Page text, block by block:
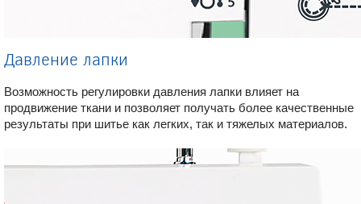
Давление лапки
Возможность регулировки давления лапки влияет на
продвижение ткани и позволяет получать более качественные
результаты при шитье как легких, так и тяжелых материалов.